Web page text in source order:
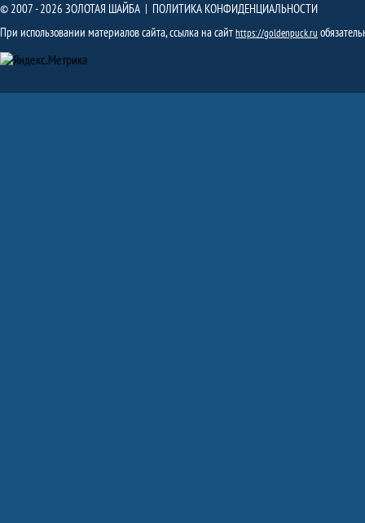
© 2007 - 2026 ЗОЛОТАЯ ШАЙБА | ПОЛИТИКА КОНФИДЕНЦИАЛЬНОСТИ
При использовании материалов сайта, ссылка на сайтhttps://goldenpuck.ru